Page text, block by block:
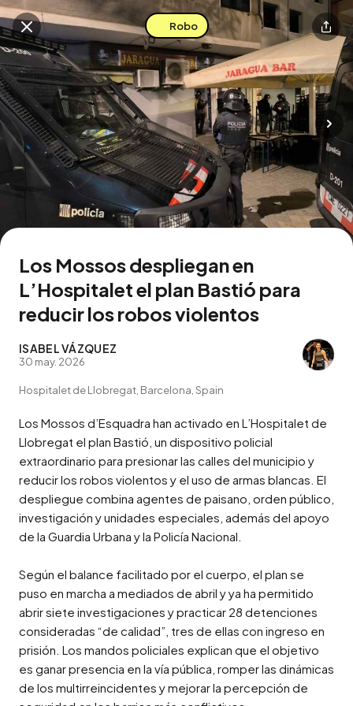
Descarga la app
Buscar en esta zona
Robo
Los Mossos despliegan en
L’Hospitalet el plan Bastió para
reducir los robos violentos
ISABEL VÁZQUEZ
30 may. 2026
Hospitalet de Llobregat, Barcelona, Spain
Los Mossos d’Esquadra han activado en L’Hospitalet de
Llobregat el plan Bastió, un dispositivo policial
extraordinario para presionar las calles del municipio y
reducir los robos violentos y el uso de armas blancas. El
despliegue combina agentes de paisano, orden público,
investigación y unidades especiales, además del apoyo
de la Guardia Urbana y la Policía Nacional.
Según el balance facilitado por el cuerpo, el plan se
puso en marcha a mediados de abril y ya ha permitido
abrir siete investigaciones y practicar 28 detenciones
consideradas “de calidad”, tres de ellas con ingreso en
prisión. Los mandos policiales explican que el objetivo
es ganar presencia en la vía pública, romper las dinámicas
de los multirreincidentes y mejorar la percepción de